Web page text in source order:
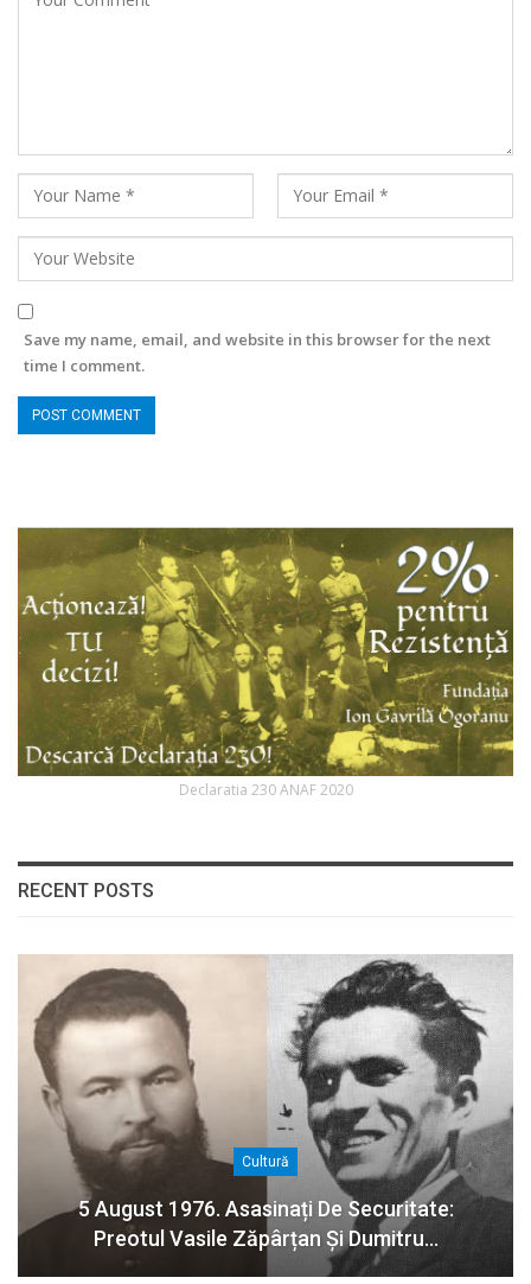
Save my name, email, and website in this browser for the next
time I comment.
Declaratia 230 ANAF 2020
RECENT POSTS
Cultură
5 August 1976. Asasinați De Securitate:
Preotul Vasile Zăpârțan Și Dumitru…